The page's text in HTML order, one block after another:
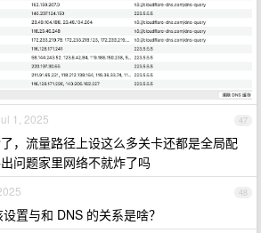
47
1, 2025
，流量路径上设这么多关卡还都是全局配
问题家里网络不就炸了吗
48
置与和 DNS 的关系是啥？